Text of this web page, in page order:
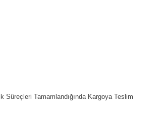
Tamamlandığında Kargoya Teslim